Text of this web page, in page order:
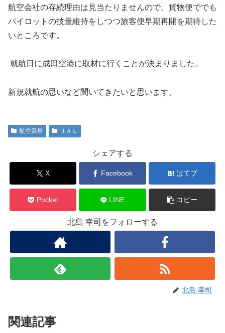
航空会社の存続理由は見当たりませんので、 貨物便ででも
パイロットの技量維持をしつつ旅客便早期再開を期待した
いところです。
就航日に成田空港に取材に行くことが決まりました。
新規就航の思いなど聞いてきたいと思います。
航空業界 ＪＡＬ
シェアする
X Facebook はてブ
Pocket LINE コピー
北島 幸司をフォローする
北島 幸司
関連記事